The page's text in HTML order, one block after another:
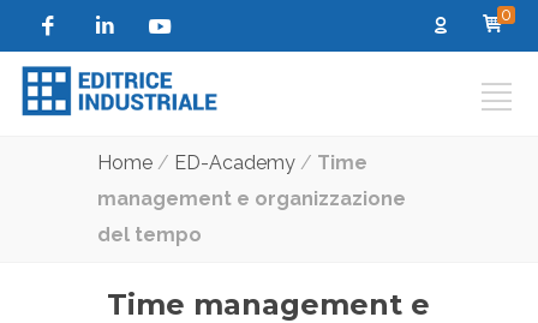
0
Home / ED-Academy / Time
management e organizzazione
del tempo
Time management e